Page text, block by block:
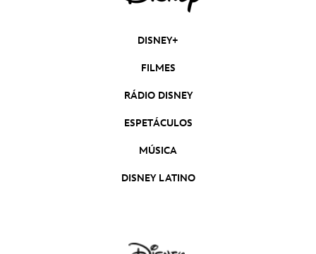
DISNEY+
FILMES
RÁDIO DISNEY
ESPETÁCULOS
MÚSICA
DISNEY LATINO